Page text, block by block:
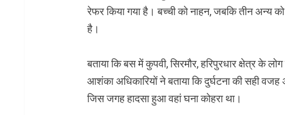
रेफर किया गया है। बच्ची को नाहन, जबकि तीन अन्य
है।
बताया कि बस में कुपवी, सिरमौर, हरिपुरधार क्षेत्र के
आशंका अधिकारियों ने बताया कि दुर्घटना की सही
जिस जगह हादसा हुआ वहां घना कोहरा था।